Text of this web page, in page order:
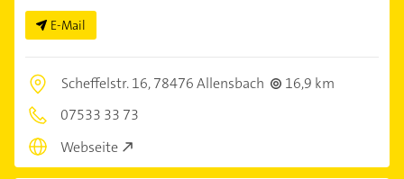
E-Mail
Scheffelstr. 16,78476 Allensbach
16,9 km
07533 33 73
Webseite